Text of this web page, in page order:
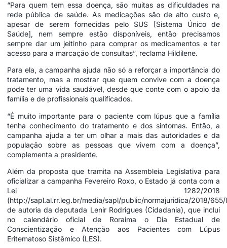
“Para quem tem essa doença, são muitas as dificuldades na
rede pública de saúde. As medicações são de alto custo e,
apesar de serem fornecidas pelo SUS [Sistema Único de
Saúde], nem sempre estão disponíveis, então precisamos
sempre dar um jeitinho para comprar os medicamentos e ter
acesso para a marcação de consultas”, reclama Hildilene.
Para ela, a campanha ajuda não só a reforçar a importância do
tratamento, mas a mostrar que quem convive com a doença
pode ter uma vida saudável, desde que conte com o apoio da
família e de profissionais qualificados.
“É muito importante para o paciente com lúpus que a família
tenha conhecimento do tratamento e dos sintomas. Então, a
campanha ajuda a ter um olhar a mais das autoridades e da
população sobre as pessoas que vivem com a doença”,
complementa a presidente.
Além da proposta que tramita na Assembleia Legislativa para
oficializar a campanha Fevereiro Roxo, o Estado já conta com a
Lei 1282/2018
(http://sapl.al.rr.leg.br/media/sapl/public/normajuridica/2018/655/
de autoria da deputada Lenir Rodrigues (Cidadania), que inclui
no calendário oficial de Roraima o Dia Estadual de
Conscientização e Atenção aos Pacientes com Lúpus
Eritematoso Sistêmico (LES).